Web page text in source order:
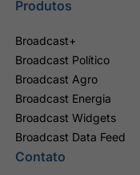
Produtos
Broadcast+
Broadcast Político
Broadcast Agro
Broadcast Energia
Broadcast Widgets
Broadcast Data Feed
Contato